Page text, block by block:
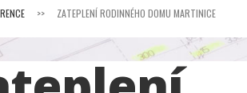
>> ZATEPLENÍ RODINNÉHO DOMU MARTINICE